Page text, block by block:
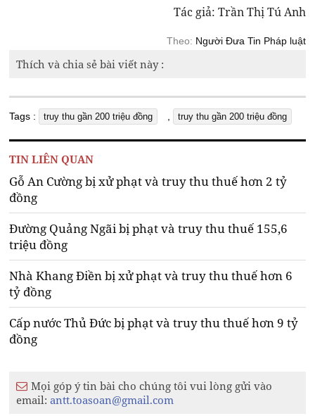
Tác giả: Trần Thị Tú Anh
Theo: Người Đưa Tin Pháp luật
Thích và chia sẻ bài viết này :
Tags : truy thu gần 200 triệu đồng truy thu gần 200 triệu đồng
TIN LIÊN QUAN
Gỗ An Cường bị xử phạt và truy thu thuế hơn 2 tỷ
đồng
Đường Quảng Ngãi bị phạt và truy thu thuế 155,6
triệu đồng
Nhà Khang Điền bị xử phạt và truy thu thuế hơn 6
tỷ đồng
Cấp nước Thủ Đức bị phạt và truy thu thuế hơn 9 tỷ
đồng
Mọi góp ý tin bài cho chúng tôi vui lòng gửi vào
email:antt.toasoan@gmail.com